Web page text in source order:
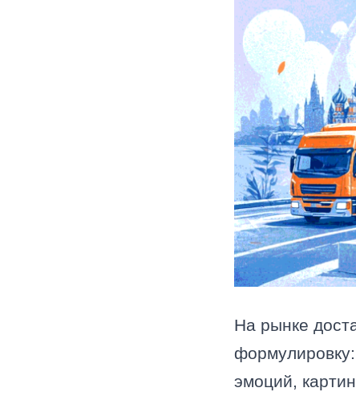
На рынке
формулировку:
эмоций,